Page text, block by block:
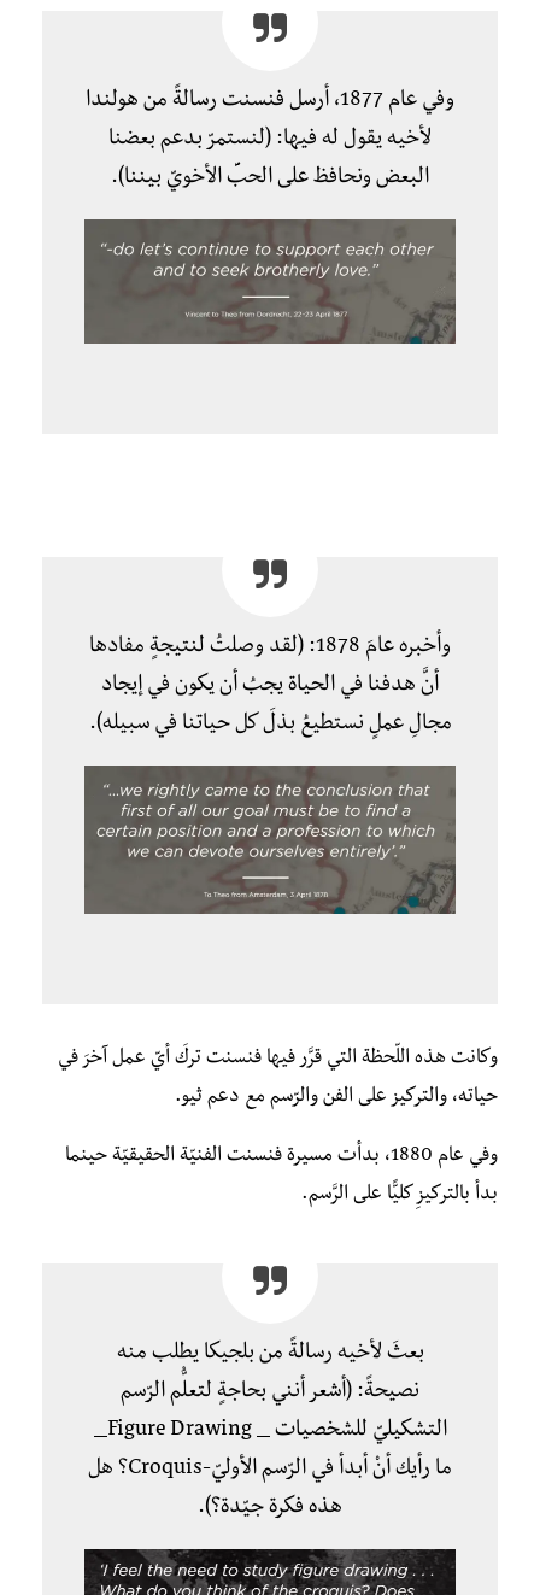
وفي عام 1877، أرسل فنسنت رسالةً من هولندا
لأخيه يقول له فيها: (لنستمرّ بدعم بعضنا
البعض ونحافظ على الحبِّ الأخويّ بيننا).
وأخبره عامَ 1878: (لقد وصلتُ لنتيجةٍ مفادها
أنَّ هدفنا في الحياة يجبُ أن يكون في إيجاد
مجالِ عملٍ نستطيعُ بذلَ كل حياتنا في سبيله).
وكانت هذه اللّحظة التي قرَّر فيها فنسنت تركَ أيّ عمل آخرَ في
حياته، والتركيز على الفن والرّسم مع دعم ثيو.
وفي عام 1880، بدأت مسيرة فنسنت الفنيّة الحقيقيّة حينما
بدأ بالتركيزِ كليًّا على الرَّسم.
بعثَ لأخيه رسالةً من بلجيكا يطلب منه
نصيحةً: (أشعر أنني بحاجةٍ لتعلُّم الرّسم
التشكيليّ للشخصيات _ Figure Drawing_
ما رأيك أنْ أبدأ في الرّسم الأوليّ-Croquis؟ هل
هذه فكرة جيّدة؟).